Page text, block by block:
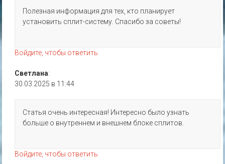
Полезная информация для тех, кто планирует
установить сплит-систему. Спасибо за советы!
Войдите, чтобы ответить
Светлана:
30.03.2025 в 11:44
Статья очень интересная! Интересно было узнать
больше о внутреннем и внешнем блоке сплитов.
Войдите, чтобы ответить